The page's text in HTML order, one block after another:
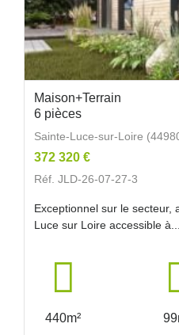
Maison+Terrain
6 pièces
Sainte-Luce-sur-Loire
372 320 €
Réf. JLD-26-07-27-3
Exceptionnel sur le secteur,
Luce sur Loire accessible à...
440m²